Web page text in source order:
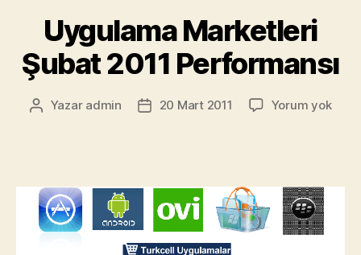
Uygulama Marketleri
Şubat 2011 Performansı
Yazının
Yazar admin
Yazı20 Mart 2011 Yorum yok